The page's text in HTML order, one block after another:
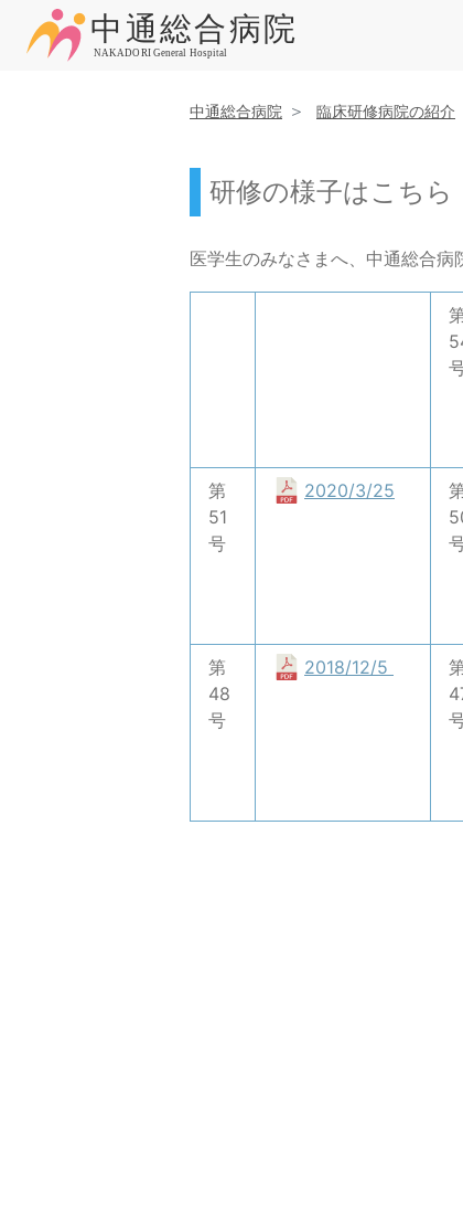
中通総合病院 臨床研修病院の紹介
研修の様子はこちら
医学生のみなさまへ、中通総合病
第
51
号
2020/3/25
第
48
号
2018/12/5